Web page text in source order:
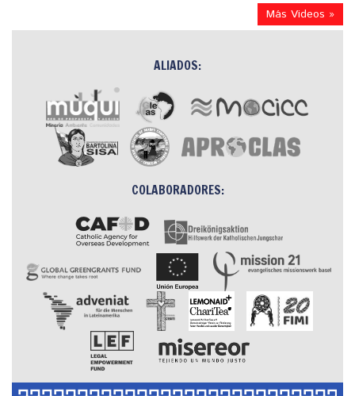
Más Videos »
ALIADOS:
COLABORADORES: